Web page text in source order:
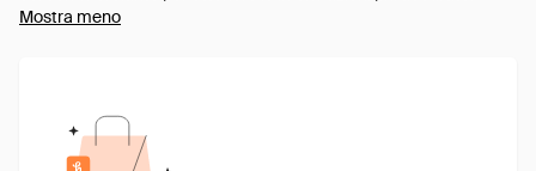
Mostra meno